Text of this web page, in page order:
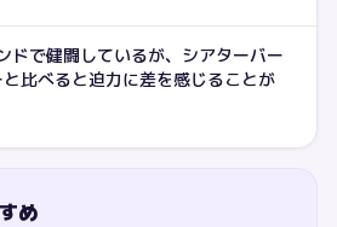
ドで健闘しているが、シアターバー
比べると迫力に差を感じることが
め